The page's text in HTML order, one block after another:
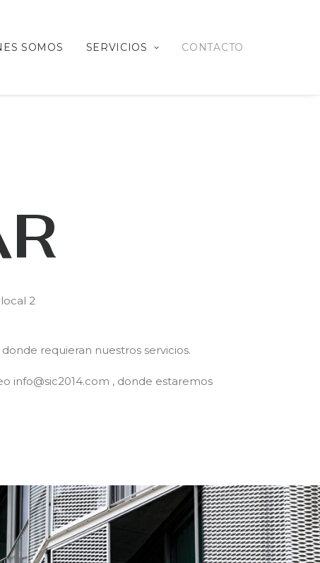
SOMOS SERVICIOS CONTACTO
2
requieran nuestros servicios.
info@sic2014.com , donde estaremos